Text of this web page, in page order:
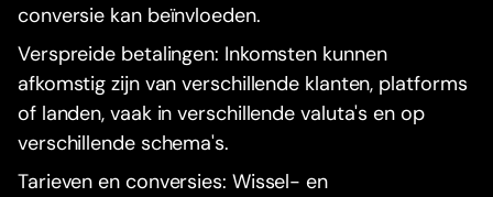
conversie kan beïnvloeden.
Verspreide betalingen: Inkomsten kunnen
afkomstig zijn van verschillende klanten, platforms
of landen, vaak in verschillende valuta's en op
verschillende schema's.
Tarieven en conversies: Wissel- en